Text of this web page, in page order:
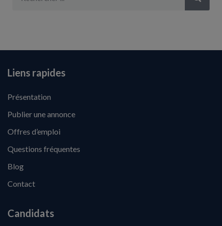
Liens rapides
Présentation
Publier une annonce
Offres d’emploi
Questions fréquentes
Blog
Contact
Candidats